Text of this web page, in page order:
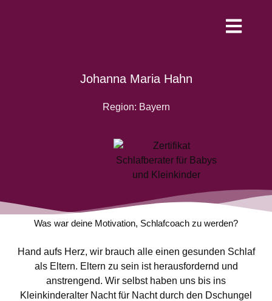
Johanna Maria Hahn
Region: Bayern
Was war deine Motivation, Schlafcoach zu werden?
Hand aufs Herz, wir brauch alle einen gesunden Schlaf
als Eltern. Eltern zu sein ist herausfordernd und
anstrengend. Wir selbst haben uns bis ins
Kleinkinderalter Nacht für Nacht durch den Dschungel